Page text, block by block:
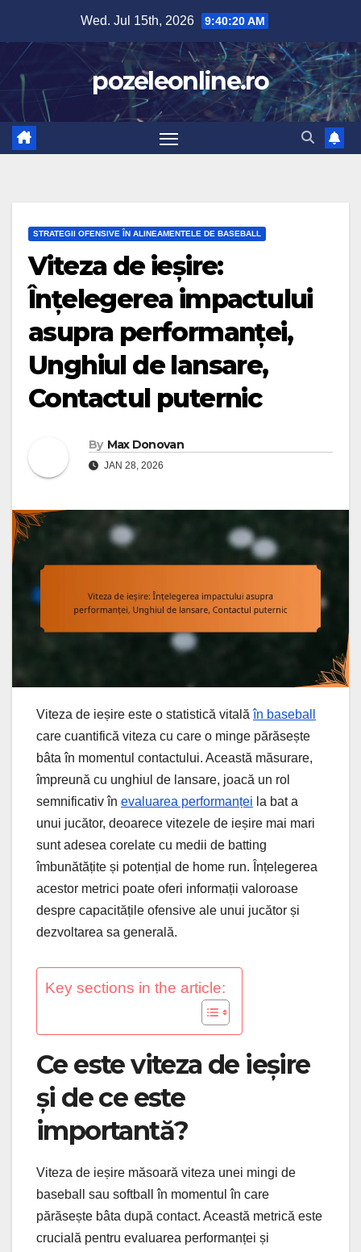
content
Wed. Jul 15th, 2026 9:40:21 AM
pozeleonline.ro
STRATEGII OFENSIVE ÎN ALINEAMENTELE DE BASEBALL
Viteza de ieșire:
Înțelegerea impactului
asupra performanței,
Unghiul de lansare,
Contactul puternic
By Max Donovan
JAN 28, 2026
Viteza de ieșire este o statistică vitalăîn baseball
care cuantifică viteza cu care o minge părăsește
bâta în momentul contactului. Această măsurare,
împreună cu unghiul de lansare, joacă un rol
semnificativ în evaluarea performanței la bat a
unui jucător, deoarece vitezele de ieșire mai mari
sunt adesea corelate cu medii de batting
îmbunătățite și potențial de home run. Înțelegerea
acestor metrici poate oferi informații valoroase
despre capacitățile ofensive ale unui jucător și
dezvoltarea sa generală.
Key sections in the article:
Ce este viteza de ieșire
și de ce este
importantă?
Viteza de ieșire măsoară viteza unei mingi de
baseball sau softball în momentul în care
părăsește bâta după contact. Această metrică este
crucială pentru evaluarea performanței și